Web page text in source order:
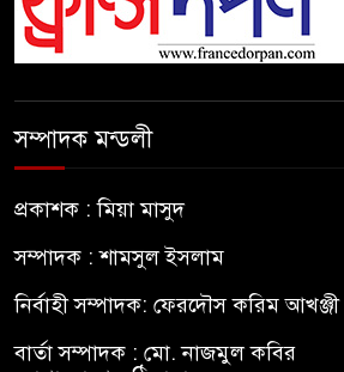
সম্পাদক মন্ডলী
প্রকাশক : মিয়া মাসুদ
সম্পাদক : শামসুল ইসলাম
নির্বাহী সম্পাদক: ফেরদৌস করিম আখঞ্জী
বার্তা সম্পাদক : মো. নাজমুল কবির